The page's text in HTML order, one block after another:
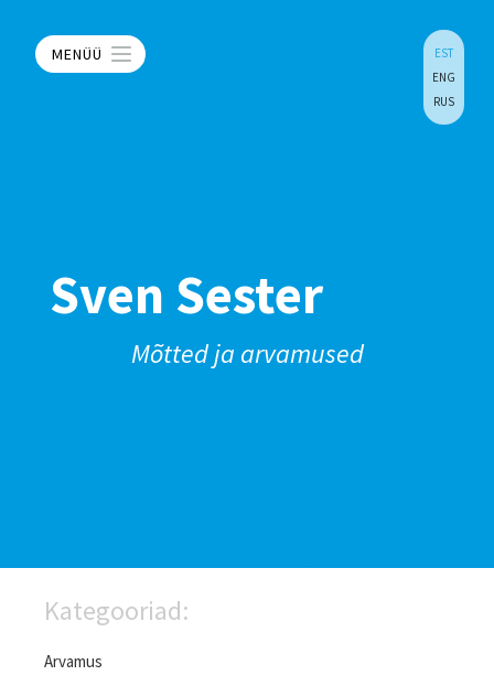
MENÜÜ
EST
ENG
RUS
Sven Sester
Mõtted ja arvamused
Kategooriad:
Arvamus